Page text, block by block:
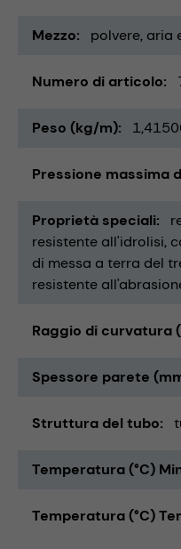
Mezzo polvere aria
Numero di articolo
Peso (kg/m)
Pressione massima
Proprietà speciali
resistente all'idrolisi
di messa a terra del
resistente
Raggio di curvatura
Spessore parete
Struttura del tubo
Temperatura (°C)
Temperatura (°C)